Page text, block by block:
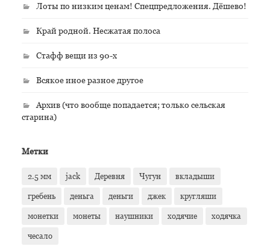
Лоты по низким ценам! Спецпредложения. Дёшево!
Край родной. Несжатая полоса
Стафф вещи из 90-х
Всякое иное разное другое
Архив (что вообще попадается; только сельская
старина)
Метки
2.5 мм jack Деревня Чугун вкладыши
гребень деньга деньги джек кругляши
монетки монеты наушники ходячие ходячка
чесало